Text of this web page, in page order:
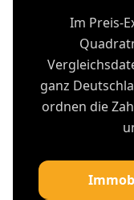
Im Preis-
ganz
ordnen die